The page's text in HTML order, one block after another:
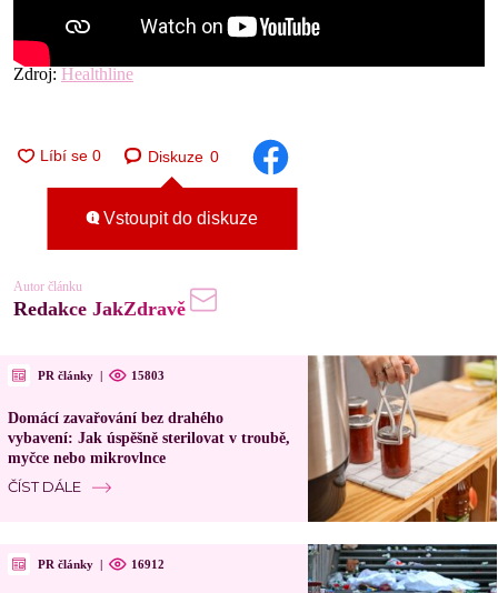
Zdroj: Healthline
Diskuze 0
Vstoupit do diskuze
Autor článku
Redakce JakZdravě
PR články | 15803
Domácí zavařování bez drahého
vybavení: Jak úspěšně sterilovat v troubě,
myčce nebo mikrovlnce
ČÍST DÁLE
PR články | 16912